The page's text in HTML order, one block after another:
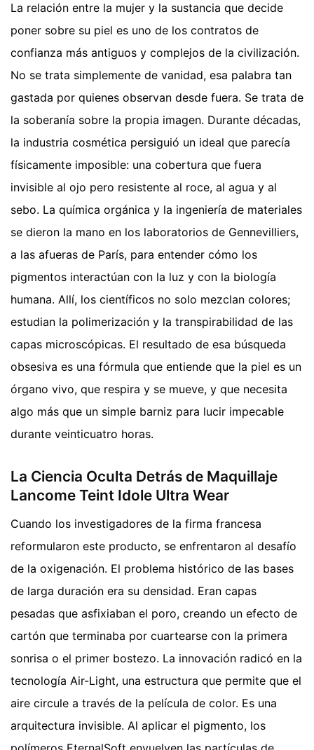
La relación entre la mujer y la sustancia que decide
poner sobre su piel es uno de los contratos de
confianza más antiguos y complejos de la civilización.
No se trata simplemente de vanidad, esa palabra tan
gastada por quienes observan desde fuera. Se trata de
la soberanía sobre la propia imagen. Durante décadas,
la industria cosmética persiguió un ideal que parecía
físicamente imposible: una cobertura que fuera
invisible al ojo pero resistente al roce, al agua y al
sebo. La química orgánica y la ingeniería de materiales
se dieron la mano en los laboratorios de Gennevilliers,
a las afueras de París, para entender cómo los
pigmentos interactúan con la luz y con la biología
humana. Allí, los científicos no solo mezclan colores;
estudian la polimerización y la transpirabilidad de las
capas microscópicas. El resultado de esa búsqueda
obsesiva es una fórmula que entiende que la piel es un
órgano vivo, que respira y se mueve, y que necesita
algo más que un simple barniz para lucir impecable
durante veinticuatro horas.
La Ciencia Oculta Detrás de Maquillaje
Lancome Teint Idole Ultra Wear
Cuando los investigadores de la firma francesa
reformularon este producto, se enfrentaron al desafío
de la oxigenación. El problema histórico de las bases
de larga duración era su densidad. Eran capas
pesadas que asfixiaban el poro, creando un efecto de
cartón que terminaba por cuartearse con la primera
sonrisa o el primer bostezo. La innovación radicó en la
tecnología Air-Light, una estructura que permite que el
aire circule a través de la película de color. Es una
arquitectura invisible. Al aplicar el pigmento, los